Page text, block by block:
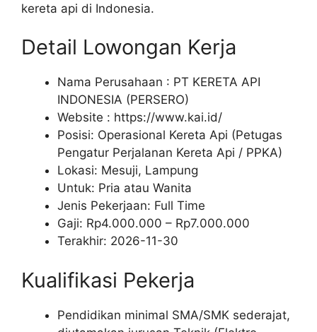
kereta api di Indonesia.
Detail Lowongan Kerja
Nama Perusahaan : PT KERETA API
INDONESIA (PERSERO)
Website : https://www.kai.id/
Posisi: Operasional Kereta Api (Petugas
Pengatur Perjalanan Kereta Api / PPKA)
Lokasi: Mesuji, Lampung
Untuk: Pria atau Wanita
Jenis Pekerjaan: Full Time
Gaji: Rp4.000.000 – Rp7.000.000
Terakhir: 2026-11-30
Kualifikasi Pekerja
Pendidikan minimal SMA/SMK sederajat,